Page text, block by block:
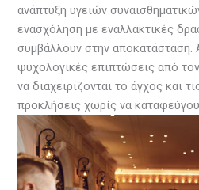
ανάπτυξη υγειών
ενασχόληση με εναλλακτικές
συμβάλλουν στην
ψυχολογικές επιπτώσεις από
να διαχειρίζονται το άγχος και
προκλήσεις χωρίς να